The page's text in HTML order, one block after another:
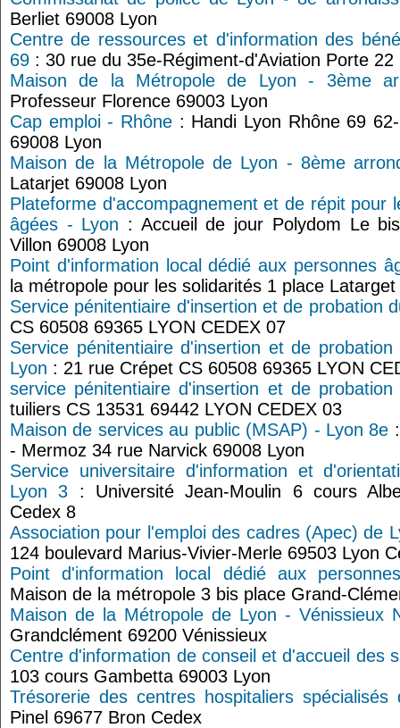
Berliet 69008 Lyon
Centre de ressources et d'information des
69 : 30 rue du 35e-Régiment-d'Aviation Porte 22
Maison de la Métropole de Lyon - 3ème
Professeur Florence 69003 Lyon
Cap emploi - Rhône : Handi Lyon Rhône 69
69008 Lyon
Maison de la Métropole de Lyon - 8ème
Latarjet 69008 Lyon
Plateforme d'accompagnement et de répit pour
âgées - Lyon : Accueil de jour Polydom Le
Villon 69008 Lyon
Point d'information local dédié aux personnes
la métropole pour les solidarités 1 place
Service pénitentiaire d'insertion et de probation
CS 60508 69365 LYON CEDEX 07
Service pénitentiaire d'insertion et de
Lyon : 21 rue Crépet CS 60508 69365 LYON
service pénitentiaire d'insertion et de probation
tuiliers CS 13531 69442 LYON CEDEX 03
Maison de services au public (MSAP) - Lyon 8e
- Mermoz 34 rue Narvick 69008 Lyon
Service universitaire d'information et
Lyon 3 : Université Jean-Moulin 6 cours
Cedex 8
Association pour l'emploi des cadres (Apec) de
124 boulevard Marius-Vivier-Merle 69503 Lyon
Point d'information local dédié aux
Maison de la métropole 3 bis place Grand-
Maison de la Métropole de Lyon - Vénissieux
Grandclément 69200 Vénissieux
Centre d'information de conseil et d'accueil des
103 cours Gambetta 69003 Lyon
Trésorerie des centres hospitaliers spécialisés
Pinel 69677 Bron Cedex